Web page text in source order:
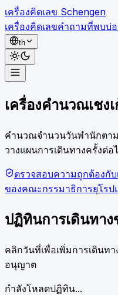
เครื่องคิดเลข Schengen
เครื่องคิดเลขคำถามที่พบบ่
th
เครื่องคิดเลข
คำถามที่พบบ่อย
ข้อเสนอแนะ
เครื่องคำนวณเชง
คำนวณจำนวนวันพำนักตา
วางแผนการเดินทางครั้งต่
ตรวจสอบความถูกต้องกั
ของคณะกรรมาธิการยุโรป
ปฏิทินการเดินทา
คลิกวันที่เพื่อเพิ่มการเดินท
อนุญาต
กำลังโหลดปฏิทิน...